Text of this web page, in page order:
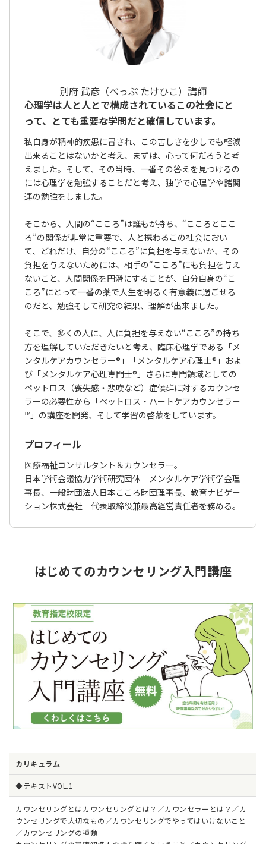
別府 武彦（べっぷ たけひこ）講師
心理学は人と人とで構成されているこの社会にと
って、とても重要な学問だと確信しています。
私自身が精神的疾患に冒され、この苦しさを少しでも軽減
出来ることはないかと考え、まずは、心って何だろうと考
えました。そして、その当時、一番その答えを見つけるの
には心理学を勉強することだと考え、独学で心理学や諸関
連の勉強をしました。
そこから、人間の“こころ”は誰もが持ち、“こころとここ
ろ”の関係が非常に重要で、人と携わるこの社会におい
て、どれだけ、自分の“こころ”に負担を与えないか、その
負担を与えないためには、相手の“こころ”にも負担を与え
ないこと、人間関係を円滑にすることが、自分自身の“こ
ころ”にとって一番の薬で人生を明るく有意義に過ごせる
のだと、勉強そして研究の結果、理解が出来ました。
そこで、多くの人に、人に負担を与えない“こころ”の持ち
方を理解していただきたいと考え、臨床心理学である「メ
ンタルケアカウンセラー®」「メンタルケア心理士®」およ
び「メンタルケア心理専門士®」さらに専門領域としての
ペットロス（喪失感・悲嘆など）症候群に対するカウンセ
ラーの必要性から「ペットロス・ハートケアカウンセラー
™」の講座を開発、そして学習の啓蒙をしています。
プロフィール
医療福祉コンサルタント＆カウンセラー。
日本学術会議協力学術研究団体 メンタルケア学術学会理
事長、一般財団法人日本こころ財団理事長、教育ナビゲー
ション株式会社 代表取締役兼最高経営責任者を務める。
はじめてのカウンセリング入門講座
カリキュラム
◆テキストVOL.1
カウンセリングとはカウンセリングとは？／カウンセラーとは？／カ
ウンセリングで大切なもの／カウンセリングでやってはいけないこと
／カウンセリングの種類